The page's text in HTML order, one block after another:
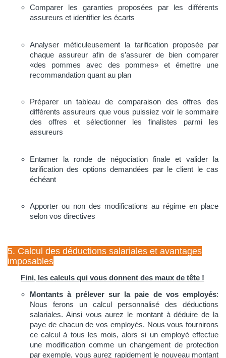
Comparer les garanties proposées par les différents
assureurs et identifier les écarts
Analyser méticuleusement la tarification proposée par
chaque assureur afin de s’assurer de bien comparer
«des pommes avec des pommes» et émettre une
recommandation quant au plan
Préparer un tableau de comparaison des offres des
différents assureurs que vous puissiez voir le sommaire
des offres et sélectionner les finalistes parmi les
assureurs
Entamer la ronde de négociation finale et valider la
tarification des options demandées par le client le cas
échéant
Apporter ou non des modifications au régime en place
selon vos directives
5. Calcul des déductions salariales et avantages
imposables
Fini, les calculs qui vous donnent des maux de tête !
Montants à prélever sur la paie de vos employés:
Nous ferons un calcul personnalisé des déductions
salariales. Ainsi vous aurez le montant à déduire de la
paye de chacun de vos employés. Nous vous fournirons
ce calcul à tous les mois, alors si un employé effectue
une modification comme un changement de protection
par exemple, vous aurez rapidement le nouveau montant